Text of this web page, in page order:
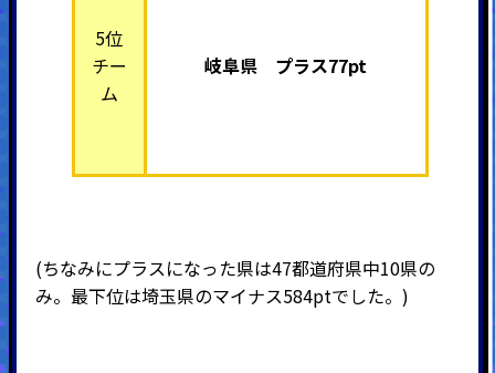
5位
チー
ム
岐阜県 プラス77pt
(ちなみにプラスになった県は47都道府県中10県の
み。最下位は埼玉県のマイナス584ptでした。)